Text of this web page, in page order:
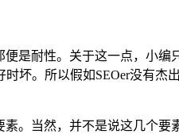
是耐性。关于这一点，小
坏。所以假如SEOer没有
。当然，并不是说这几个